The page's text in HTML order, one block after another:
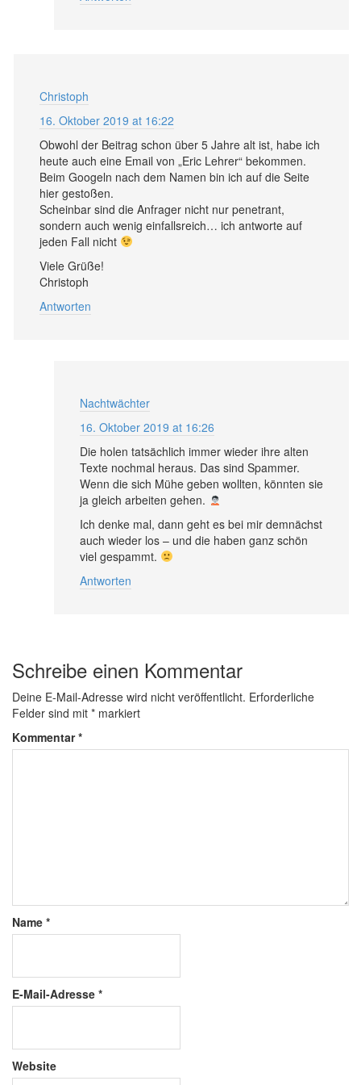
Christoph
16. Oktober 2019 at 16:22
Obwohl der Beitrag schon über 5 Jahre alt ist, habe ich
heute auch eine Email von „Eric Lehrer“ bekommen.
Beim Googeln nach dem Namen bin ich auf die Seite
hier gestoßen.
Scheinbar sind die Anfrager nicht nur penetrant,
sondern auch wenig einfallsreich… ich antworte auf
jeden Fall nicht
Viele Grüße!
Christoph
Antworten
Nachtwächter
16. Oktober 2019 at 16:26
Die holen tatsächlich immer wieder ihre alten
Texte nochmal heraus. Das sind Spammer.
Wenn die sich Mühe geben wollten, könnten sie
ja gleich arbeiten gehen.
Ich denke mal, dann geht es bei mir demnächst
auch wieder los – und die haben ganz schön
viel gespammt.
Antworten
Schreibe einen Kommentar
Deine E-Mail-Adresse wird nicht veröffentlicht. Erforderliche
Felder sind mit * markiert
Kommentar*
Name *
E-Mail-Adresse *
Website